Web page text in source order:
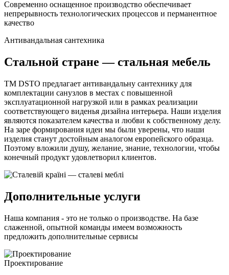
Современно оснащенное производство обеспечивает
непрерывность технологических процессов и перманентное
качество
Антивандальная сантехника
Стальной стране — стальная мебель
TM DSTO предлагает антивандальну сантехнику для
комплектации санузлов в местах с повышенной
эксплуатационной нагрузкой или в рамках реализации
соответствующего виденья дизайна интерьера. Наши изделия
являются показателем качества и любви к собственному делу.
На заре формирования идеи мы были уверены, что наши
изделия станут достойным аналогом европейского образца.
Поэтому вложили душу, желание, знание, технологии, чтобы
конечный продукт удовлетворил клиентов.
Дополнительные услуги
Наша компания - это не только о производстве. На базе
слаженной, опытной команды имеем возможность
предложить дополнительные сервисы
Проектирование